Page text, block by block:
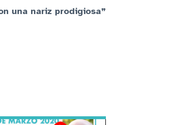
una nariz prodigiosa”